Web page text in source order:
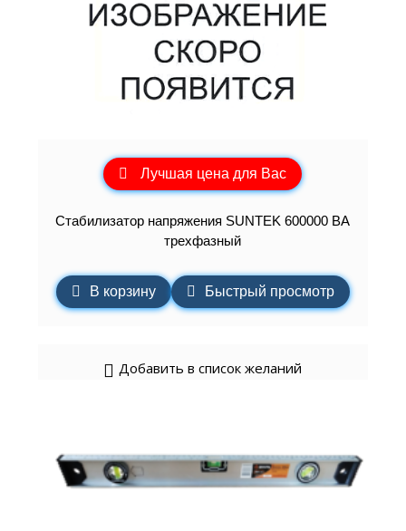
Лучшая цена для Вас
Стабилизатор напряжения SUNTEK 600000 ВА
трехфазный
В корзину Быстрый просмотр
Добавить в список желаний